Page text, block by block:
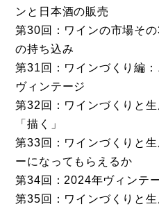
ンと日本酒の販売
第30回：ワインの市場そ
の持ち込み
第31回：ワインづくり編
ヴィンテージ
第32回：ワインづくりと
「描く」
第33回：ワインづくりと
ーになってもらえるか
第34回：2024年ヴィンテ
第35回：ワインづくりと